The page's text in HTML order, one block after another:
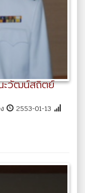
ะวัฒน์สถิตย์
2553-01-13